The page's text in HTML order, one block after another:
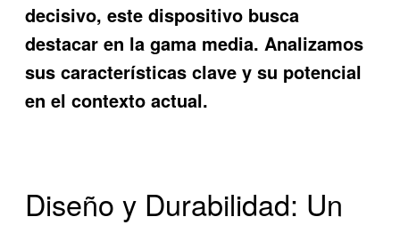
decisivo, este dispositivo busca
destacar en la gama media. Analizamos
sus características clave y su potencial
en el contexto actual.
Diseño y Durabilidad: Un